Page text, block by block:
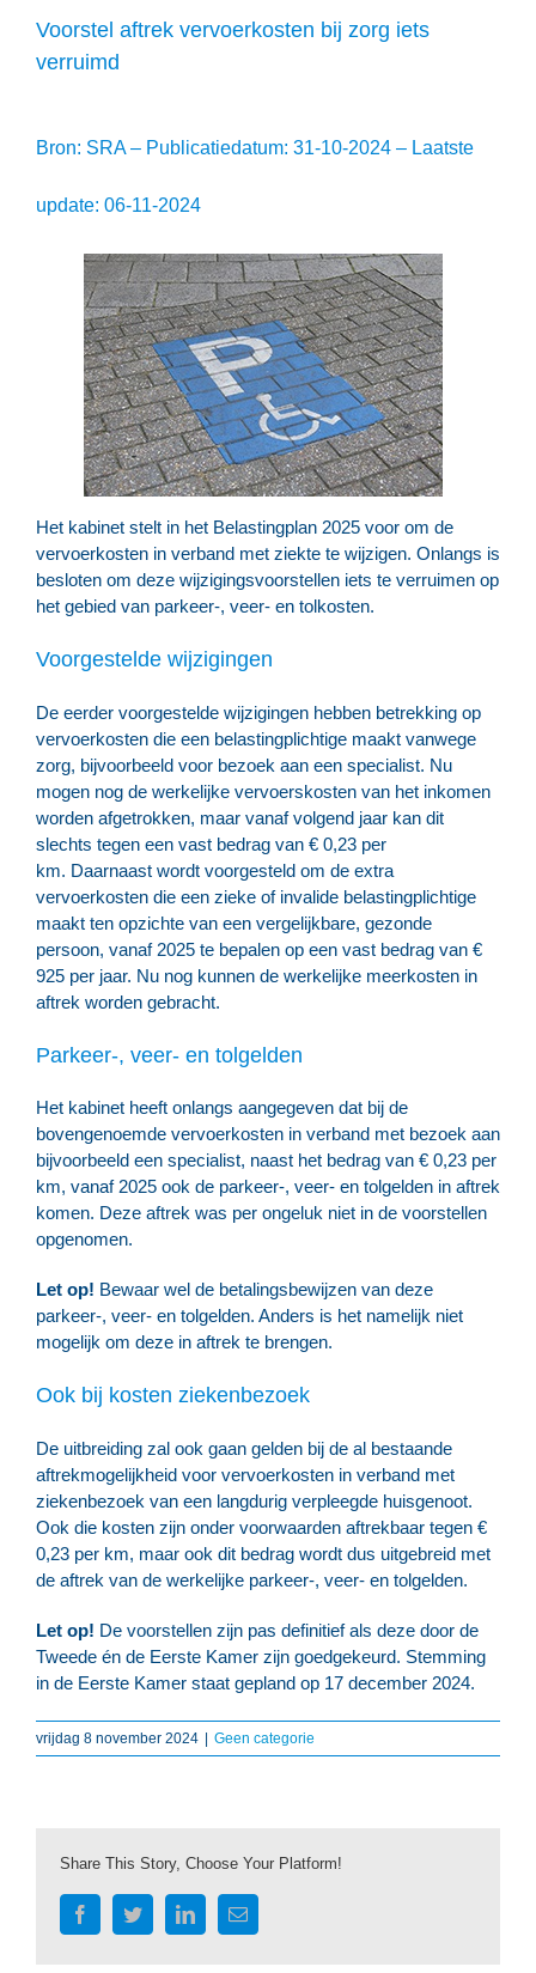
Voorstel aftrek vervoerkosten bij zorg iets
verruimd
Bron: SRA – Publicatiedatum: 31-10-2024 – Laatste
update: 06-11-2024
Het kabinet stelt in het Belastingplan 2025 voor om de
vervoerkosten in verband met ziekte te wijzigen. Onlangs is
besloten om deze wijzigingsvoorstellen iets te verruimen op
het gebied van parkeer-, veer- en tolkosten.
Voorgestelde wijzigingen
De eerder voorgestelde wijzigingen hebben betrekking op
vervoerkosten die een belastingplichtige maakt vanwege
zorg, bijvoorbeeld voor bezoek aan een specialist. Nu
mogen nog de werkelijke vervoerskosten van het inkomen
worden afgetrokken, maar vanaf volgend jaar kan dit
slechts tegen een vast bedrag van € 0,23 per
km. Daarnaast wordt voorgesteld om de extra
vervoerkosten die een zieke of invalide belastingplichtige
maakt ten opzichte van een vergelijkbare, gezonde
persoon, vanaf 2025 te bepalen op een vast bedrag van €
925 per jaar. Nu nog kunnen de werkelijke meerkosten in
aftrek worden gebracht.
Parkeer-, veer- en tolgelden
Het kabinet heeft onlangs aangegeven dat bij de
bovengenoemde vervoerkosten in verband met bezoek aan
bijvoorbeeld een specialist, naast het bedrag van € 0,23 per
km, vanaf 2025 ook de parkeer-, veer- en tolgelden in aftrek
komen. Deze aftrek was per ongeluk niet in de voorstellen
opgenomen.
Let op! Bewaar wel de betalingsbewijzen van deze
parkeer-, veer- en tolgelden. Anders is het namelijk niet
mogelijk om deze in aftrek te brengen.
Ook bij kosten ziekenbezoek
De uitbreiding zal ook gaan gelden bij de al bestaande
aftrekmogelijkheid voor vervoerkosten in verband met
ziekenbezoek van een langdurig verpleegde huisgenoot.
Ook die kosten zijn onder voorwaarden aftrekbaar tegen €
0,23 per km, maar ook dit bedrag wordt dus uitgebreid met
de aftrek van de werkelijke parkeer-, veer- en tolgelden.
Let op! De voorstellen zijn pas definitief als deze door de
Tweede én de Eerste Kamer zijn goedgekeurd. Stemming
in de Eerste Kamer staat gepland op 17 december 2024.
vrijdag 8 november 2024 Geen categorie
Share This Story, Choose Your Platform!
FacebookTwitterLinkedIn
E-
mail